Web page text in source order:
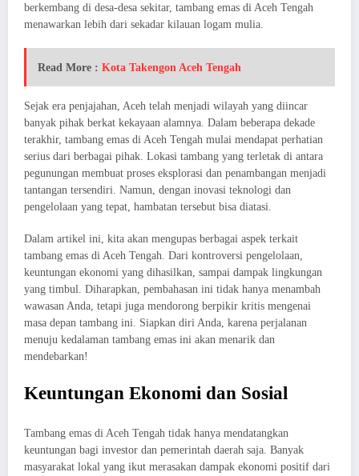
berkembang di desa-desa sekitar, tambang emas di Aceh Tengah
menawarkan lebih dari sekadar kilauan logam mulia.
Read More : Kota Takengon Aceh Tengah
Sejak era penjajahan, Aceh telah menjadi wilayah yang diincar
banyak pihak berkat kekayaan alamnya. Dalam beberapa dekade
terakhir, tambang emas di Aceh Tengah mulai mendapat perhatian
serius dari berbagai pihak. Lokasi tambang yang terletak di antara
pegunungan membuat proses eksplorasi dan penambangan menjadi
tantangan tersendiri. Namun, dengan inovasi teknologi dan
pengelolaan yang tepat, hambatan tersebut bisa diatasi.
Dalam artikel ini, kita akan mengupas berbagai aspek terkait
tambang emas di Aceh Tengah. Dari kontroversi pengelolaan,
keuntungan ekonomi yang dihasilkan, sampai dampak lingkungan
yang timbul. Diharapkan, pembahasan ini tidak hanya menambah
wawasan Anda, tetapi juga mendorong berpikir kritis mengenai
masa depan tambang ini. Siapkan diri Anda, karena perjalanan
menuju kedalaman tambang emas ini akan menarik dan
mendebarkan!
Keuntungan Ekonomi dan Sosial
Tambang emas di Aceh Tengah tidak hanya mendatangkan
keuntungan bagi investor dan pemerintah daerah saja. Banyak
masyarakat lokal yang ikut merasakan dampak ekonomi positif dari